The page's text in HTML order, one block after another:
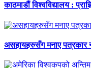
काठमाडौं विश्वविद्यालय :
असहायहरुसँग मनाए पत्रकार